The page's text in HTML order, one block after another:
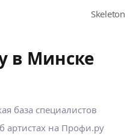
в Минске
база специалистов
артистах на Профи.ру